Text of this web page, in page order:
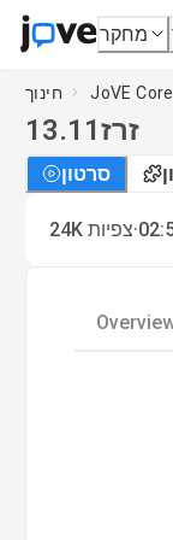
מחקר
חינוך JoVE Core
13.11זרז
סרטון
24K צפיות·